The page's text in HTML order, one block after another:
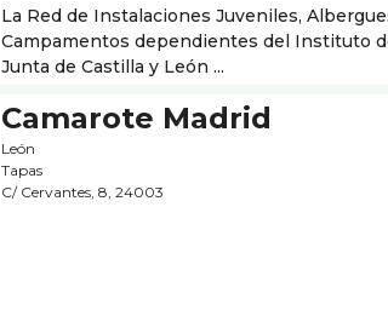
La Red de Instalaciones Juveniles,
Campamentos dependientes del Instituto
Junta de Castilla y León ...
Camarote Madrid
León
Tapas
C/ Cervantes, 8, 24003